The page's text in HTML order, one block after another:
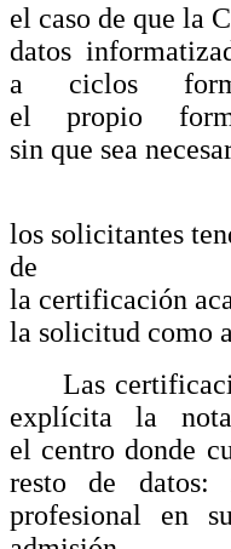
el caso de que la
datos
a ciclos
elpropio
sin que sea
los solicitantes
de
la certificación
la solicitud como
Las
explícita la
el centro donde
resto de datos:
profesional en